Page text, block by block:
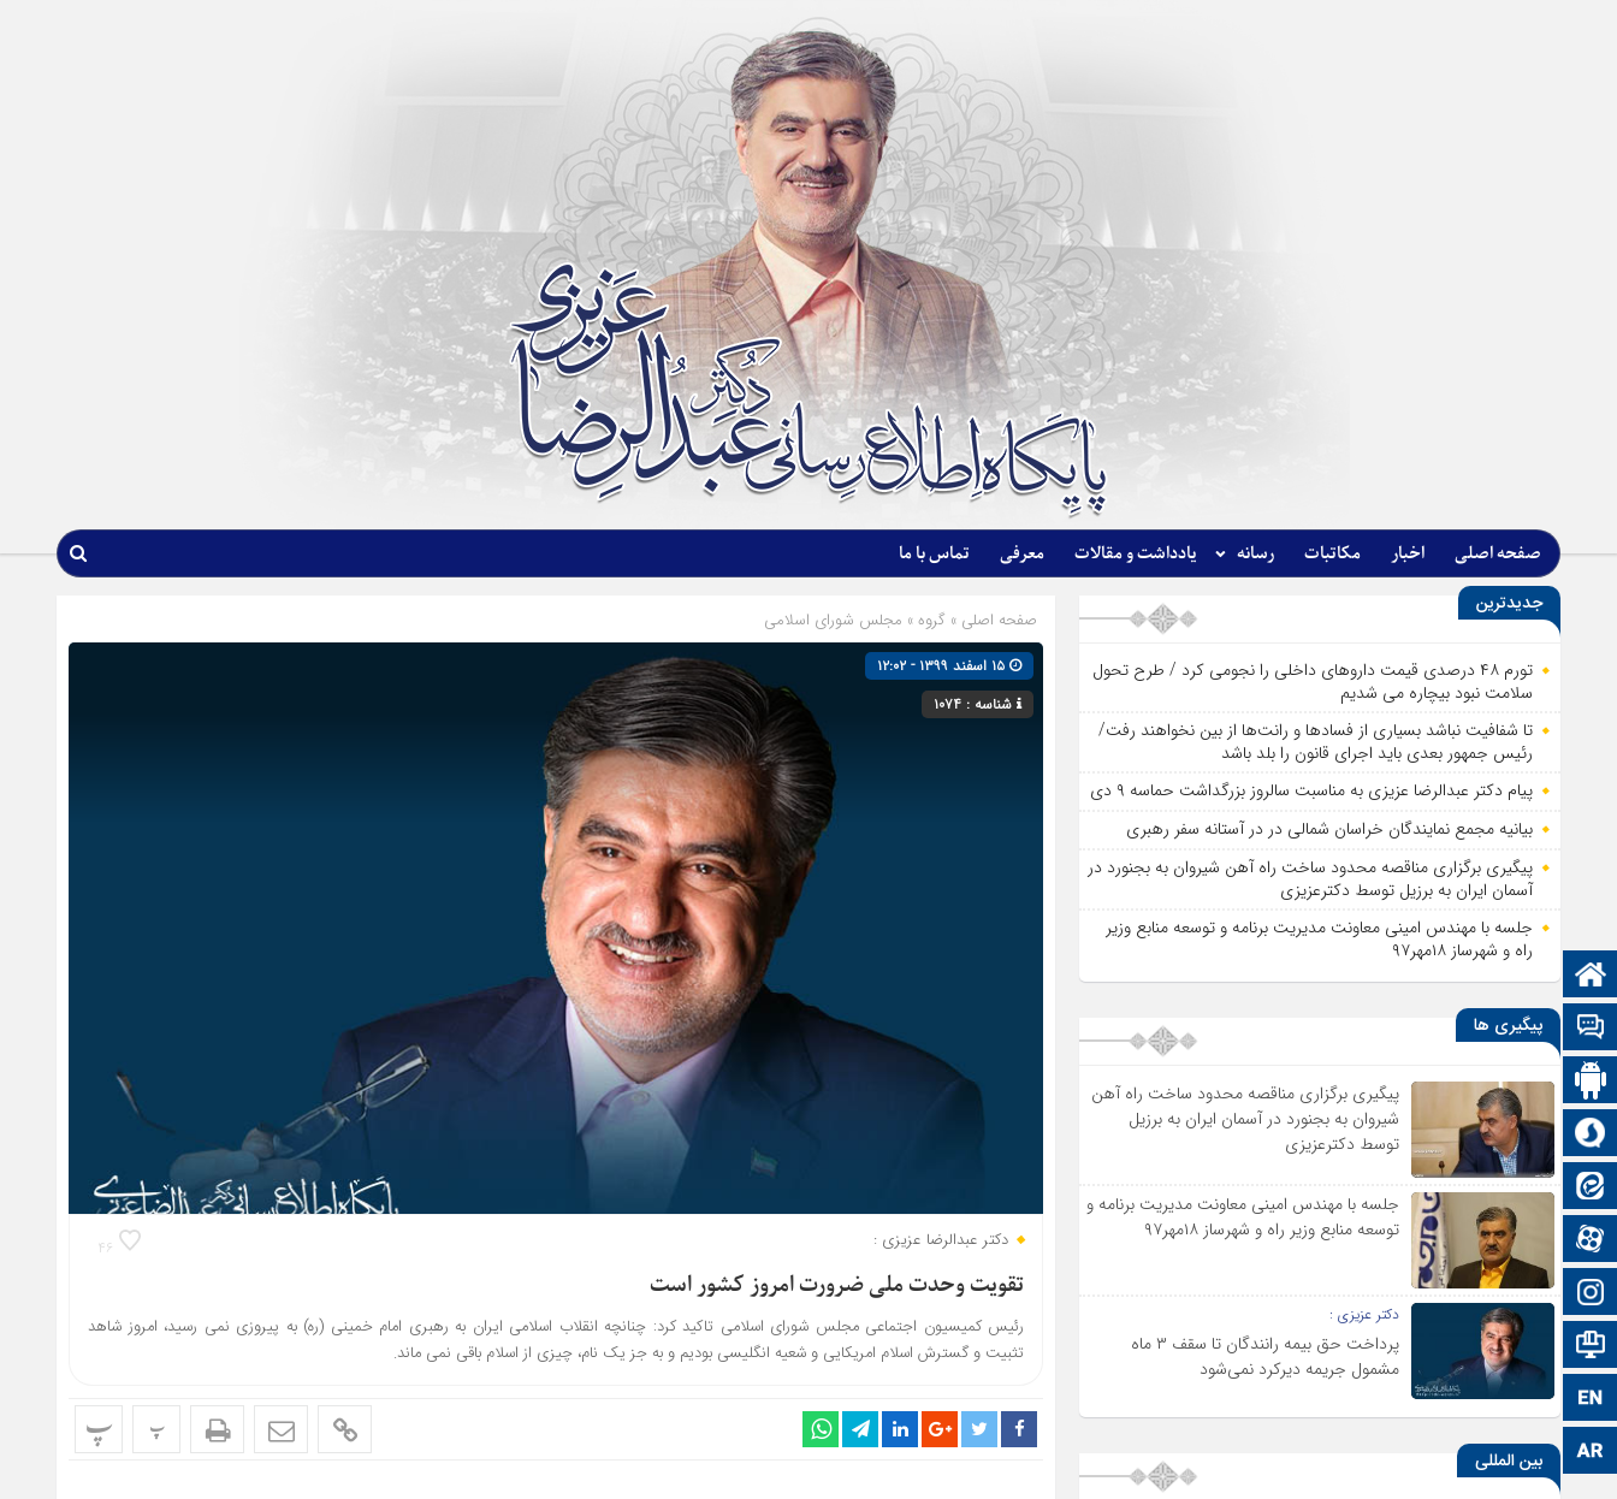
صفحه اصلی اخبار مکاتبات رسانه یادداشت و مقالات معرفی تماس با ما
صفحه نخست
تالار گفتمان
اپلیکیشن سایت
سروش
ایتا
اینستاگرام
اطلاعات سایت
زبان انگلیسی
زبان عربی
صفحه اصلی » گروه » مجلس شورای اسلامی
شناسه : ۱۰۷۴
۴۶ دکتر عبدالرضا عزیزی :
تقویت وحدت ملی ضرورت امروز کشور است
رئیس کمیسیون اجتماعی مجلس شورای اسلامی تاکید کرد: چنانچه انقلاب اسلامی ایران به رهبری امام خمینی (ره) به پیروزی نمی رسید، امروز شاهد
تثبیت و گسترش اسلام امریکایی و شعیه انگلیسی بودیم و به جز یک نام، چیزی از اسلام باقی نمی ماند.
پ پ
جدیدترین
تورم ۴۸ درصدی قیمت داروهای داخلی را نجومی کرد / طرح تحول
سلامت نبود بیچاره می شدیم
تا شفافیت نباشد بسیاری از فساد‌ها و رانت‌ها از بین نخواهند رفت/
رئیس جمهور بعدی باید اجرای قانون را بلد باشد
پیام دکتر عبدالرضا عزیزی به مناسبت سالروز بزرگداشت حماسه ۹ دی
بیانیه مجمع نمایندگان خراسان شمالی در در آستانه سفر رهبری
پیگیری برگزاری مناقصه محدود ساخت راه آهن شیروان به بجنورد در
آسمان ایران به برزیل توسط دکترعزیزی
جلسه با مهندس امینی معاونت مدیریت برنامه و توسعه منابع وزیر
راه و شهرساز ۱۸مهر۹۷
پیگیری ها
پیگیری برگزاری مناقصه محدود ساخت راه آهن
شیروان به بجنورد در آسمان ایران به برزیل
توسط دکترعزیزی
جلسه با مهندس امینی معاونت مدیریت برنامه و
توسعه منابع وزیر راه و شهرساز ۱۸مهر۹۷
دکتر عزیزی :
پرداخت حق بیمه رانندگان تا سقف ۳ ماه
مشمول جریمه دیرکرد نمی‌شود
بین المللی